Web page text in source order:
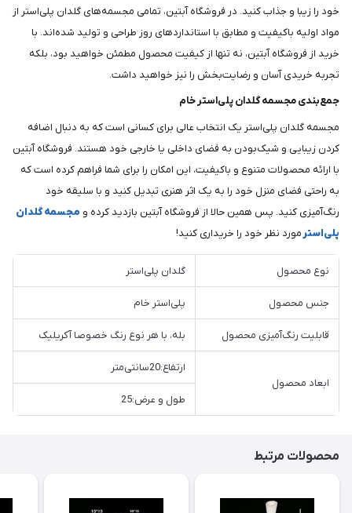
خود را زیبا و جذاب کنید. در فروشگاه آبتین، تمامی مجسمه‌های گلدان پلی‌استر از
مواد اولیه باکیفیت و مطابق با استانداردهای روز طراحی و تولید شده‌اند. با
خرید از فروشگاه آبتین، نه تنها از کیفیت محصول مطمئن خواهید بود، بلکه
تجربه خریدی آسان و رضایت‌بخش را نیز خواهید داشت.
جمع‌بندی مجسمه گلدان پلی‌استر خام
مجسمه گلدان پلی‌استر یک انتخاب عالی برای کسانی است که به دنبال اضافه
کردن زیبایی و شیک‌بودن به فضای داخلی یا خارجی خود هستند. فروشگاه آبتین
با ارائه محصولات متنوع و باکیفیت، این امکان را برای شما فراهم کرده است که
به راحتی فضای منزل خود را به یک اثر هنری تبدیل کنید و با سلیقه خود
رنگ‌آمیزی کنید. پس همین حالا از فروشگاه آبتین بازدید کرده و مجسمه گلدان
پلی‌استر مورد نظر خود را خریداری کنید!
نوع محصول گلدان پلی‌استر
جنس محصول پلی‌استر خام
قابلیت رنگ‌آمیزی محصول بله، با هر نوع رنگ خصوصا آکریلیک
ابعاد محصول
ارتفاع:20سانتی‌متر
طول و عرض:25
محصولات مرتبط